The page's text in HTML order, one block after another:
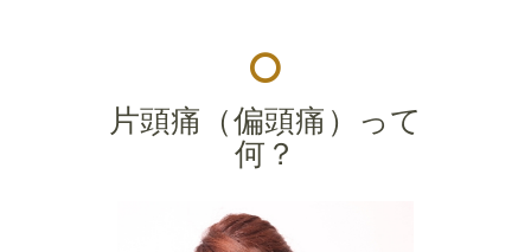
片頭痛（偏頭痛）って
何？